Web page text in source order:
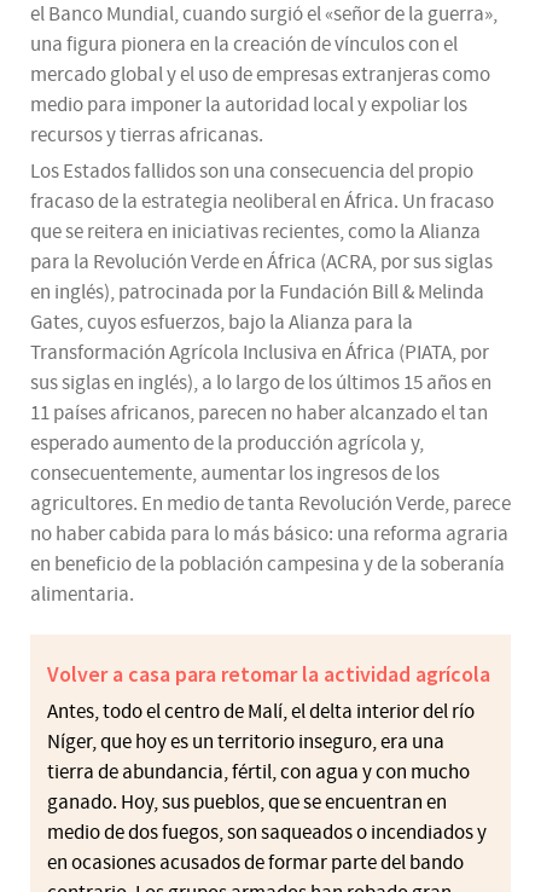
el Banco Mundial, cuando surgió el «señor de la guerra»,
una figura pionera en la creación de vínculos con el
mercado global y el uso de empresas extranjeras como
medio para imponer la autoridad local y expoliar los
recursos y tierras africanas.
Los Estados fallidos son una consecuencia del propio
fracaso de la estrategia neoliberal en África. Un fracaso
que se reitera en iniciativas recientes, como la Alianza
para la Revolución Verde en África (ACRA, por sus siglas
en inglés), patrocinada por la Fundación Bill & Melinda
Gates, cuyos esfuerzos, bajo la Alianza para la
Transformación Agrícola Inclusiva en África (PIATA, por
sus siglas en inglés), a lo largo de los últimos 15 años en
11 países africanos, parecen no haber alcanzado el tan
esperado aumento de la producción agrícola y,
consecuentemente, aumentar los ingresos de los
agricultores. En medio de tanta Revolución Verde, parece
no haber cabida para lo más básico: una reforma agraria
en beneficio de la población campesina y de la soberanía
alimentaria.
Volver a casa para retomar la actividad agrícola
Antes, todo el centro de Malí, el delta interior del río
Níger, que hoy es un territorio inseguro, era una
tierra de abundancia, fértil, con agua y con mucho
ganado. Hoy, sus pueblos, que se encuentran en
medio de dos fuegos, son saqueados o incendiados y
en ocasiones acusados de formar parte del bando